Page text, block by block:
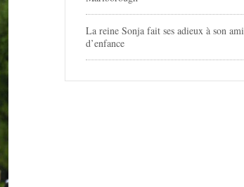
La reine Sonja fait ses adieux à son ami
d’enfance